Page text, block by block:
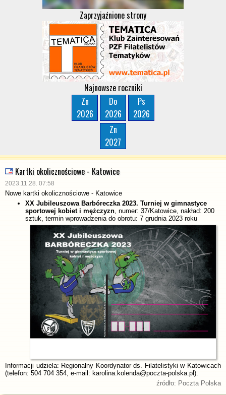
Zaprzyjaźnione strony
Najnowsze roczniki
Zn
2026
Do
2026
Ps
2026
Zn
2027
Kartki okolicznościowe - Katowice
2023.11.28. 07:58
Nowe kartki okolicznościowe - Katowice
XX Jubileuszowa Barbóreczka 2023. Turniej w gimnastyce
sportowej kobiet i mężczyzn, numer: 37/Katowice, nakład: 200
sztuk, termin wprowadzenia do obrotu: 7 grudnia 2023 roku
Informacji udziela: Regionalny Koordynator ds. Filatelistyki w Katowicach
(telefon: 504 704 354, e-mail: karolina.kolenda@poczta-polska.pl).
źródło: Poczta Polska